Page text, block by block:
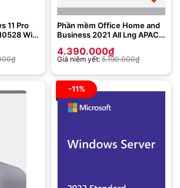
11 Pro
Win
₫
Phần mềm Office Home and
Business 2021 All Lng APAC
T5D-03483 ( Key điện tử ESD
) – dùng được cho máy
Window và Macbook
4.390.000₫
Giá niêm yết: 5.190.000₫
-11%